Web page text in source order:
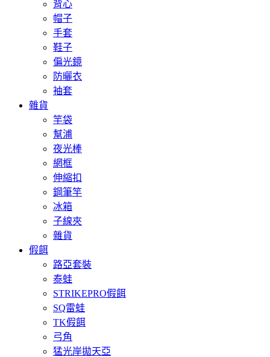
背心
帽子
手套
鞋子
偏光鏡
防曬衣
袖套
雜貨
竿袋
幫浦
夜光棒
網框
伸縮扣
鋼筆竿
冰箱
子線夾
雜貨
假餌
路亞套裝
泰蛙
STRIKEPRO假餌
SQ雷蛙
TK假餌
弓角
猛光岸拋天亞